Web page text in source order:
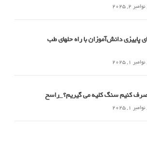
نوامبر 2, 2025
پاییزی دانش‌آموزان با راه حلهای طب
نوامبر 1, 2025
نوامبر 1, 2025